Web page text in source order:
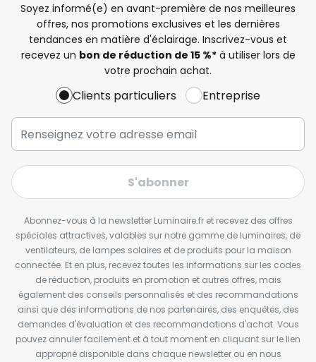
Soyez informé(e) en avant-première de nos meilleures
offres, nos promotions exclusives et les dernières
tendances en matière d'éclairage. Inscrivez-vous et
recevez un bon de réduction de 15 %*à utiliser lors de
votre prochain achat.
Clients particuliers Entreprise
S'abonner
Abonnez-vous à la newsletter Luminaire.fr et recevez des offres
spéciales attractives, valables sur notre gamme de luminaires, de
ventilateurs, de lampes solaires et de produits pour la maison
connectée. Et en plus, recevez toutes les informations sur les codes
de réduction, produits en promotion et autres offres, mais
également des conseils personnalisés et des recommandations
ainsi que des informations de nos partenaires, des enquêtes, des
demandes d'évaluation et des recommandations d'achat. Vous
pouvez annuler facilement et à tout moment en cliquant sur le lien
approprié disponible dans chaque newsletter ou en nous